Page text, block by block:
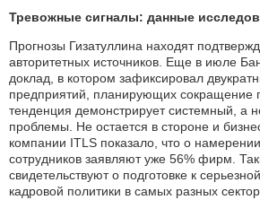
Тревожные сигналы: данные
Прогнозы Гизатуллина находят
авторитетных источников. Еще в июле
доклад, в котором зафиксировал
предприятий, планирующих сокращение
тенденция демонстрирует системный, а
проблемы. Не остается в стороне и
компании ITLS показало, что о
сотрудников заявляют уже 56% фирм.
свидетельствуют о подготовке к
кадровой политики в самых разных